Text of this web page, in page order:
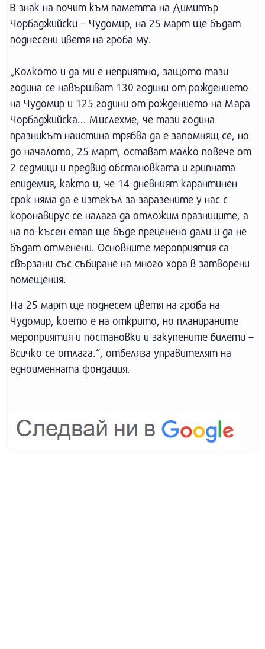
В знак на почит към паметта на Димитър
Чорбаджийски – Чудомир, на 25 март ще бъдат
поднесени цветя на гроба му.
„Колкото и да ми е неприятно, защото тази
година се навършват 130 години от рождението
на Чудомир и 125 години от рождението на Мара
Чорбаджийска... Мислехме, че тази година
празникът наистина трябва да е запомнящ се, но
до началото, 25 март, остават малко повече от
2 седмици и предвид обстановката и грипната
епидемия, както и, че 14-дневният карантинен
срок няма да е изтекъл за заразените у нас с
коронавирус се налага да отложим празниците, а
на по-късен етап ще бъде преценено дали и да не
бъдат отменени. Основните мероприятия са
свързани със събиране на много хора в затворени
помещения.
На 25 март ще поднесем цветя на гроба на
Чудомир, което е на открито, но планираните
мероприятия и постановки и закупените билети –
всичко се отлага.“, отбеляза управителят на
едноименната фондация.